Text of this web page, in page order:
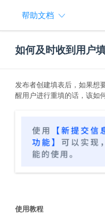
帮助文档
如何及时收到用户
发布者创建填表后，如果想
醒用户进行重填的话，该如
使用教程